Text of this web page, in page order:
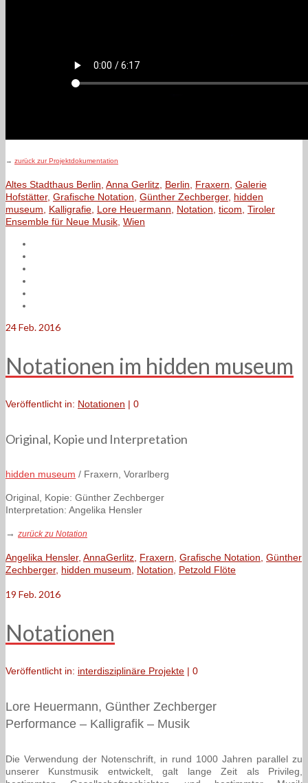
→ zurück zur Projektdokumentation
Altes Stadthaus Berlin Anna Gerlitz Berlin Fraxern Galerie
Hofstätter, Grafische Notation Günther Zechberger, hidden
museum
Kalligrafie Lore Heuermann Notation ticom Tiroler
Ensemble für Neue Musik Wien
24Feb. 2016
Notationen im hidden museum
Veröffentlicht in: Notationen | 0
Original, Kopie und Interpretation
hidden museum / Fraxern, Vorarlberg
Original, Kopie: Günther Zechberger
Interpretation: Angelika Hensler
→ zurück zu Notation
Angelika Hensler, AnnaGerlitz, Fraxern, Grafische Notation, Günther
Zechberger, hidden museum, Notation, Petzold Flöte
19 Feb. 2016
Notationen
Veröffentlicht in: interdisziplinäre Projekte | 0
Lore Heuermann, Günther Zechberger
Performance – Kalligrafik – Musik
Die Verwendung der Notenschrift, in rund 1000 Jahren parallel zu
unserer Kunstmusik entwickelt, galt lange Zeit als Privileg,